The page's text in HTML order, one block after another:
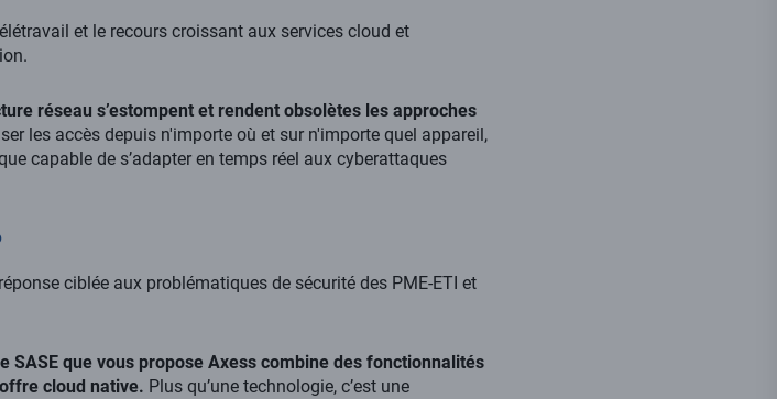
et le recours croissant aux services cloud et
réseau s’estompent et rendent obsolètes les approches
les accès depuis n'importe où et sur n'importe quel appareil,
capable de s’adapter en temps réel aux cyberattaques
ciblée aux problématiques de sécurité des PME-ETI et
SASE que vous propose Axess combine des fonctionnalités
cloud native. Plus qu’une technologie, c’est une